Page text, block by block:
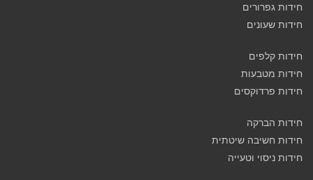
חידות גפרורים
חידות שעונים
חידות קלפים
חידות מטבעות
חידות פרדוקסים
חידות הברקה
חידות חשיבה שיטתית
חידות ניסוי וטעייה